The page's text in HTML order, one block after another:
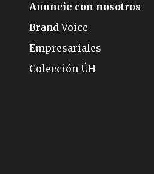
Anuncie con nosotros
Brand Voice
Empresariales
Colección ÚH